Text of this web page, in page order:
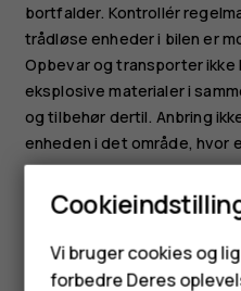
bortfalder. Kontrollér
trådløse enheder i bilen er
Opbevar og transporter
eksplosive materialer i
og tilbehør dertil. Anbring
enheden i det område, hvor
Vi bruger cookies og
forbedre Deres